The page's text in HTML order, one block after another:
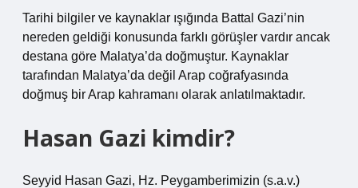
Tarihi bilgiler ve kaynaklar ışığında Battal Gazi’nin
nereden geldiği konusunda farklı görüşler vardır ancak
destana göre Malatya’da doğmuştur. Kaynaklar
tarafından Malatya’da değil Arap coğrafyasında
doğmuş bir Arap kahramanı olarak anlatılmaktadır.
Hasan Gazi kimdir?
Seyyid Hasan Gazi, Hz. Peygamberimizin (s.a.v.)